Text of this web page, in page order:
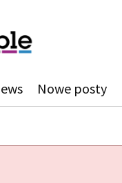
Nowe posty